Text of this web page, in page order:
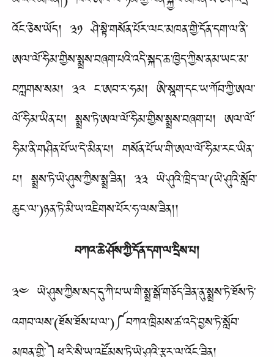
འོང་ཅེས་ཡོད། ༣༡ ཤི་སྟེ་གསོན་པོར་ལང་མཁན་གྱི་དོན་དག་ལ་ནི་
ཨལ་ལོ་ཧིམ་གྱིས་སྨྲས་བཞག་པའི་འདི་སྐད་ཆ་ཁྱེད་ཀྱིས་ནམ་ཡང་མ་
བཀླགས་སམ། ༣༢ ང་ཨབ་ར་ཧམ། ཨི་སྰག་དང་ཡ་ཀོབ་ཀྱི་ཨལ་
ལོ་ཧིམ་ཡིན་པ། སྨྲས་ཏེ་ཨལ་ལོ་ཧིམ་གྱིས་སྨྲས་བཞག་པ། ཨལ་ལོ་
ཧིམ་ནི་གཤིན་པོ་ཡ་དེ་མིན་པ། གསོན་པོ་ཡ་གི་ཨལ་ལོ་ཧིམ་རང་ཡིན་
པ། སྨྲས་ཏེ་ཡེ་ཤུས་ཀྱིས་སྨྲ་ཟིན། ༣༣ ཡེ་ཤུའི་ཁྲིད་ལ་(ཡེ་ཤུའི་སློབ་
ཆུང་ལ་)ཉན་ཏེ་མི་ཡ་འཇིགས་པོར་ཧ་ལས་ཟིན།།
བཀའ་ཆེ་ཤོས་ཀྱི་དོན་དག་ལ་དྲིས་པ།
༣༤ ཡེ་ཤུས་ཀྱིས་སད་དུ་ཀི་པ་ཡ་གི་སྨྲ་སྒོ་གཅོད་ཟིན་ནུ་སྨྲས་ཏེ་ཐོས་ཏེ་
འགབ་ལས་(ཐོས་ཐོས་པ་ལ་)༼བཀའ་ཁྲིམས་ཚ་འདེ་བྱས་ཏེ་སློབ་